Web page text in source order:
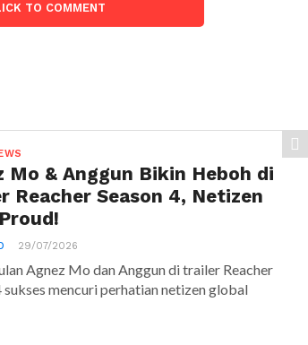
TO COMMENT
Mo & Anggun Bikin Heboh di
Reacher Season 4, Netizen
29/07/2026
Agnez Mo dan Anggun di trailer Reacher
sukses mencuri perhatian netizen global